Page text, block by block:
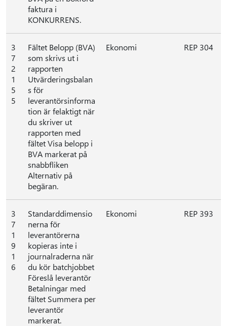
faktura i
KONKURRENS.
3
7
2
1
5
5
Fältet Belopp (BVA)
som skrivs ut i
rapporten
Utvärderingsbalan
s för
leverantörsinforma
tion är felaktigt när
du skriver ut
rapporten med
fältet Visa belopp i
BVA markerat på
snabbfliken
Alternativ på
begäran.
Ekonomi REP 304
3
7
1
9
1
6
Standarddimensio
nerna för
leverantörerna
kopieras inte i
journalraderna när
du kör batchjobbet
Föreslå leverantör
Betalningar med
fältet Summera per
leverantör
markerat.
Ekonomi REP 393